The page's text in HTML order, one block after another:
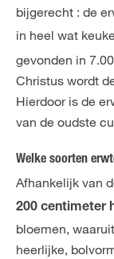
bijgerecht : de
in heel wat
gevonden in
Christus wordt
Hierdoor is de
van de oudste
Welke soorten
Afhankelijk van
200 centimeter
bloemen,
heerlijke,